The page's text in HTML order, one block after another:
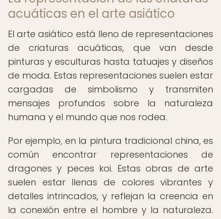
acuáticas en el arte asiático
El arte asiático está lleno de representaciones
de criaturas acuáticas, que van desde
pinturas y esculturas hasta tatuajes y diseños
de moda. Estas representaciones suelen estar
cargadas de simbolismo y transmiten
mensajes profundos sobre la naturaleza
humana y el mundo que nos rodea.
Por ejemplo, en la pintura tradicional china, es
común encontrar representaciones de
dragones y peces koi. Estas obras de arte
suelen estar llenas de colores vibrantes y
detalles intrincados, y reflejan la creencia en
la conexión entre el hombre y la naturaleza.